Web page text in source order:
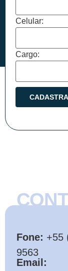
Celular:
Cargo:
Fone: +55
9563
Email: